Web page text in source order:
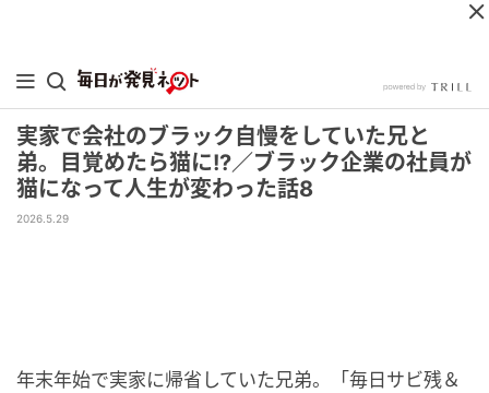
実家で会社のブラック自慢をしていた兄と
弟。目覚めたら猫に!?／ブラック企業の社員が
猫になって人生が変わった話8
2026.5.29
年末年始で実家に帰省していた兄弟。「毎日サビ残＆